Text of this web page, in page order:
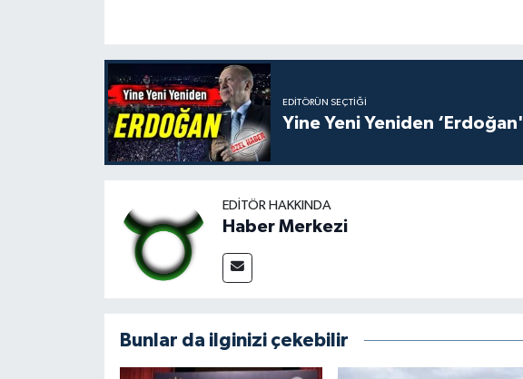
EDITÖRÜN SEÇTIĞI
Yine Yeni Yeniden ‘Erdoğan'
EDITÖR HAKKINDA
Haber Merkezi
Bunlar da ilginizi çekebilir